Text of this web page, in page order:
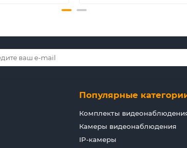
Популярные
Комплекты
Камеры видеонаблюдения
IP-камеры